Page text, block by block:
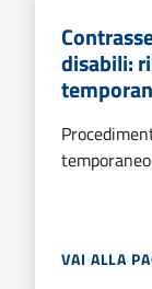
disabili:
temporaneo
VAI ALLA